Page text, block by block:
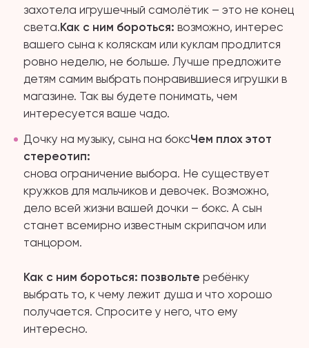
захотела игрушечный самолётик – это не конец
света.Как с ним бороться: возможно, интерес
вашего сына к коляскам или куклам продлится
ровно неделю, не больше. Лучше предложите
детям самим выбрать понравившиеся игрушки в
магазине. Так вы будете понимать, чем
интересуется ваше чадо.
Дочку на музыку, сына на боксЧем плох этот
стереотип:
снова ограничение выбора. Не существует
кружков для мальчиков и девочек. Возможно,
дело всей жизни вашей дочки – бокс. А сын
станет всемирно известным скрипачом или
танцором.
Как с ним бороться: позвольте ребёнку
выбрать то, к чему лежит душа и что хорошо
получается. Спросите у него, что ему
интересно.